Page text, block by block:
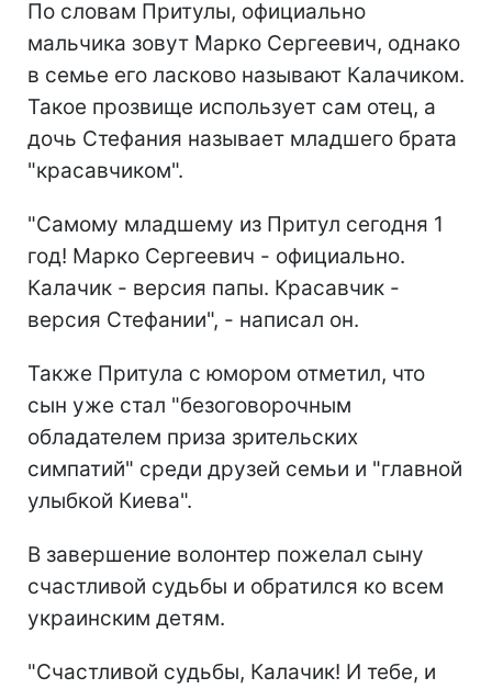
По словам Притулы, официально
мальчика зовут Марко Сергеевич, однако
в семье его ласково называют Калачиком.
Такое прозвище использует сам отец, а
дочь Стефания называет младшего брата
"красавчиком".
"Самому младшему из Притул сегодня 1
год! Марко Сергеевич - официально.
Калачик - версия папы. Красавчик -
версия Стефании", - написал он.
Также Притула с юмором отметил, что
сын уже стал "безоговорочным
обладателем приза зрительских
симпатий" среди друзей семьи и "главной
улыбкой Киева".
В завершение волонтер пожелал сыну
счастливой судьбы и обратился ко всем
украинским детям.
"Счастливой судьбы, Калачик! И тебе, и